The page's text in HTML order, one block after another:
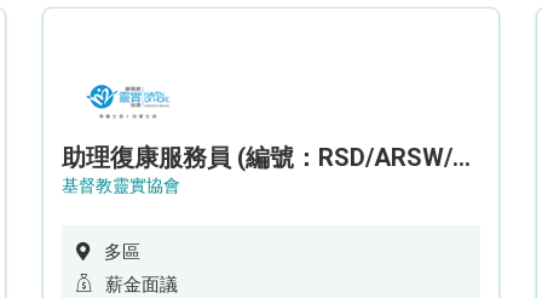
助理復康服務員 (編號：RSD/ARSW/CTE)
基督教靈實協會
多區
薪金面議